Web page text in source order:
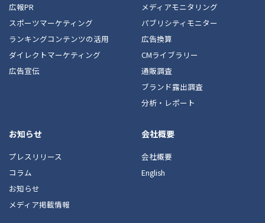
広報PR
スポーツマーケティング
ランキングコンテンツの活用
ダイレクトマーケティング
広告宣伝
メディアモニタリング
パブリシティモニター
広告換算
CMライブラリー
通販調査
ブランド露出調査
分析・レポート
お知らせ
プレスリリース
コラム
お知らせ
メディア掲載情報
会社概要
会社概要
English